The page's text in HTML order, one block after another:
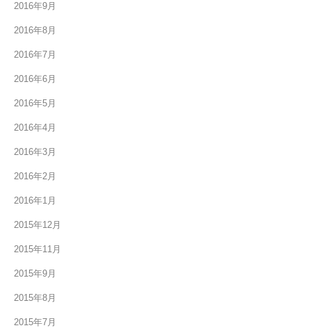
2016年9月
2016年8月
2016年7月
2016年6月
2016年5月
2016年4月
2016年3月
2016年2月
2016年1月
2015年12月
2015年11月
2015年9月
2015年8月
2015年7月